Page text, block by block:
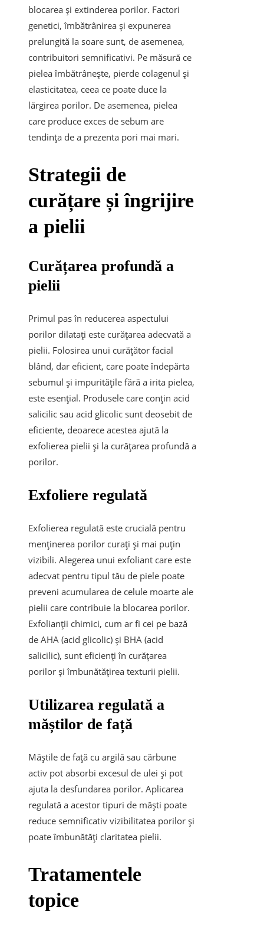
blocarea și extinderea porilor. Factori
genetici, îmbătrânirea și expunerea
prelungită la soare sunt, de asemenea,
contribuitori semnificativi. Pe măsură ce
pielea îmbătrânește, pierde colagenul și
elasticitatea, ceea ce poate duce la
lărgirea porilor. De asemenea, pielea
care produce exces de sebum are
tendința de a prezenta pori mai mari.
Strategii de
curățare și îngrijire
a pielii
Curățarea profundă a
pielii
Primul pas în reducerea aspectului
porilor dilatați este curățarea adecvată a
pielii. Folosirea unui curățător facial
blând, dar eficient, care poate îndepărta
sebumul și impuritățile fără a irita pielea,
este esențial. Produsele care conțin acid
salicilic sau acid glicolic sunt deosebit de
eficiente, deoarece acestea ajută la
exfolierea pielii și la curățarea profundă a
porilor.
Exfoliere regulată
Exfolierea regulată este crucială pentru
menținerea porilor curați și mai puțin
vizibili. Alegerea unui exfoliant care este
adecvat pentru tipul tău de piele poate
preveni acumularea de celule moarte ale
pielii care contribuie la blocarea porilor.
Exfolianții chimici, cum ar fi cei pe bază
de AHA (acid glicolic) și BHA (acid
salicilic), sunt eficienți în curățarea
porilor și îmbunătățirea texturii pielii.
Utilizarea regulată a
măștilor de față
Măștile de față cu argilă sau cărbune
activ pot absorbi excesul de ulei și pot
ajuta la desfundarea porilor. Aplicarea
regulată a acestor tipuri de măști poate
reduce semnificativ vizibilitatea porilor și
poate îmbunătăți claritatea pielii.
Tratamentele
topice